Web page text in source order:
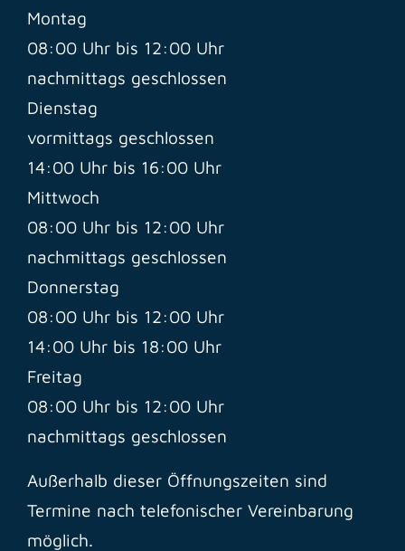
Montag
08:00 Uhr bis 12:00 Uhr
nachmittags geschlossen
Dienstag
vormittags geschlossen
14:00 Uhr bis 16:00 Uhr
Mittwoch
08:00 Uhr bis 12:00 Uhr
nachmittags geschlossen
Donnerstag
08:00 Uhr bis 12:00 Uhr
14:00 Uhr bis 18:00 Uhr
Freitag
08:00 Uhr bis 12:00 Uhr
nachmittags geschlossen
Außerhalb dieser Öffnungszeiten sind
Termine nach telefonischer Vereinbarung
möglich.